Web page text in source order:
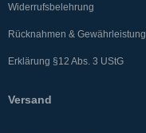
Widerrufsbelehrung
Rücknahmen & Gewährleistung
Erklärung §12 Abs. 3 UStG
Versand